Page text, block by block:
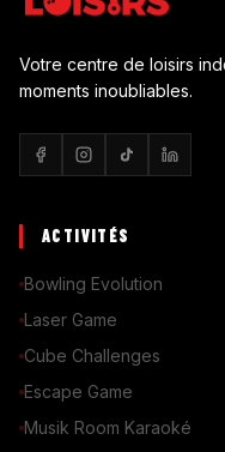
Votre centre de loisirs
moments inoubliables.
ACTIVITÉS
Bowling Evolution
Laser Game
Cube Challenges
Escape Game
Musik Room Karaoké